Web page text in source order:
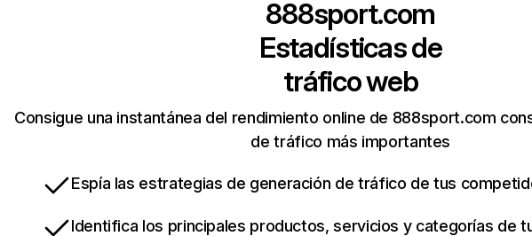
888sport.com
Estadísticas de
tráfico web
Consigue una instantánea del rendimiento online de 888sport.com
de tráfico más importantes
Espía las estrategias de generación de tráfico de tus
Identifica los principales productos, servicios y categorías de